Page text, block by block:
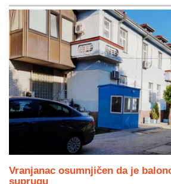
Vranjanac osumnjičen da je
suprugu